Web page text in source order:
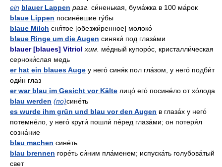
ein blauer Lappen разг. си́ненькая, бума́жка в 100 ма́рок
blaue Lippen посине́вшие гу́бы
blaue Milch сня́тое [обезжи́ренное] молоко́
blaue Ringe um die Augen синяки́ под глаза́ми
blauer [blaues] Vitriol хим. ме́дный купоро́с, кристалли́ческая
серноки́слая медь
er hat ein blaues Auge у него́ синя́к пол гла́зом, у него́ подби́т
оди́н глаз
er war blau im Gesicht vor Kälte лицо́ его́ посине́ло от хо́лода
blau werden (по)сине́ть
es wurde ihm grün und blau vor den Augen в глаза́х у него́
потемне́ло, у него́ круги́ пошли́ пе́ред глаза́ми; он потеря́л
созна́ние
blau machen сине́ть
blau brennen горе́ть си́ним пла́менем; испуска́ть голубова́тый
свет